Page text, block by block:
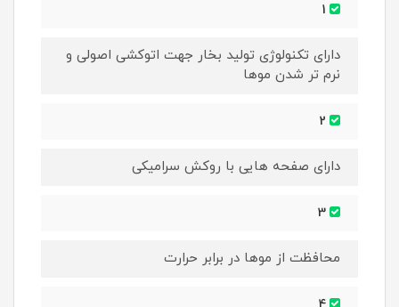
دارای تکنولوژی تولید بخار جهت اتوکشی اصولی و
نرم تر شدن موها
دارای صفحه هایی با روکش سرامیکی
محافظت از موها در برابر حرارت